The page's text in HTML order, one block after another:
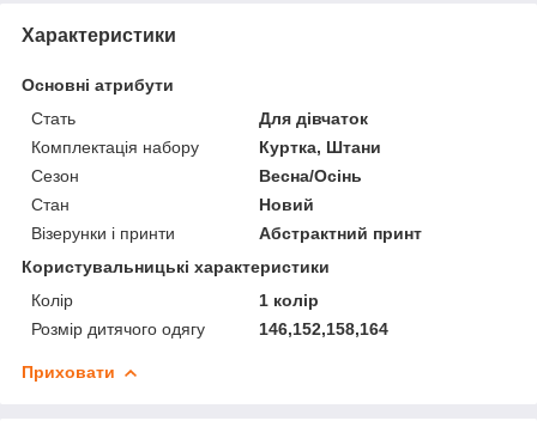
Характеристики
Основні атрибути
Стать
Для дівчаток
Комплектація набору
Куртка, Штани
Сезон
Весна/Осінь
Стан
Новий
Візерунки і принти
Абстрактний принт
Користувальницькі характеристики
Колір
1 колір
Розмір дитячого одягу
146,152,158,164
Приховати